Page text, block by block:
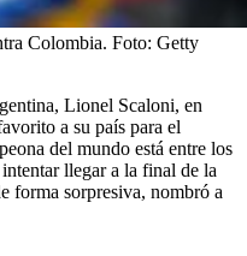
Colombia. Foto: Getty
Lionel Scaloni, en
a su país para el
del mundo está entre los
llegar a la final de la
forma sorpresiva, nombró a